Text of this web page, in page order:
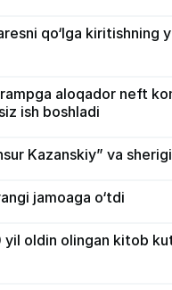
qo‘lga kiritishning
aloqador neft
ish boshladi
Kazanskiy” va
jamoaga o‘tdi
yil oldin olingan kitob